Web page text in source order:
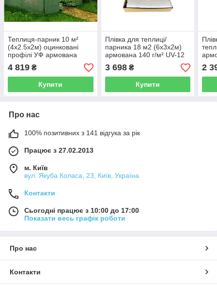
Теплиця-парник 10 м²
(4x2.5х2м) оцинковані
профілі УФ армована
плівка 140г/м2 Польща
4 819 ₴
Купити
Плівка для теплиці/
парника 18 м2 (6х3х2м)
армована 140 г/м² UV-12
Польща BASS POLSKA,
прозора
3 698₴
Купити
8
2
Про нас
100% позитивних з 141 відгука за рік
Працює з 27.02.2013
м. Київ
вул. Якуба Коласа, 23, Київ, Україна
Контакти
Сьогодні працює з 10:00 до 17:00
Показати весь графік роботи
Про нас
Контакти